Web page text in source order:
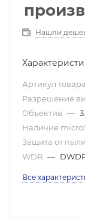
Нашли
Артикул товара
Разрешение
Объектив —
Наличие
Защита от
WDR —
Все